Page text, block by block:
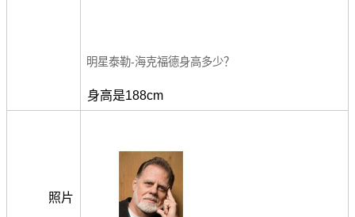
明星泰勒-海克福德身高多少？
身高是188cm
照片